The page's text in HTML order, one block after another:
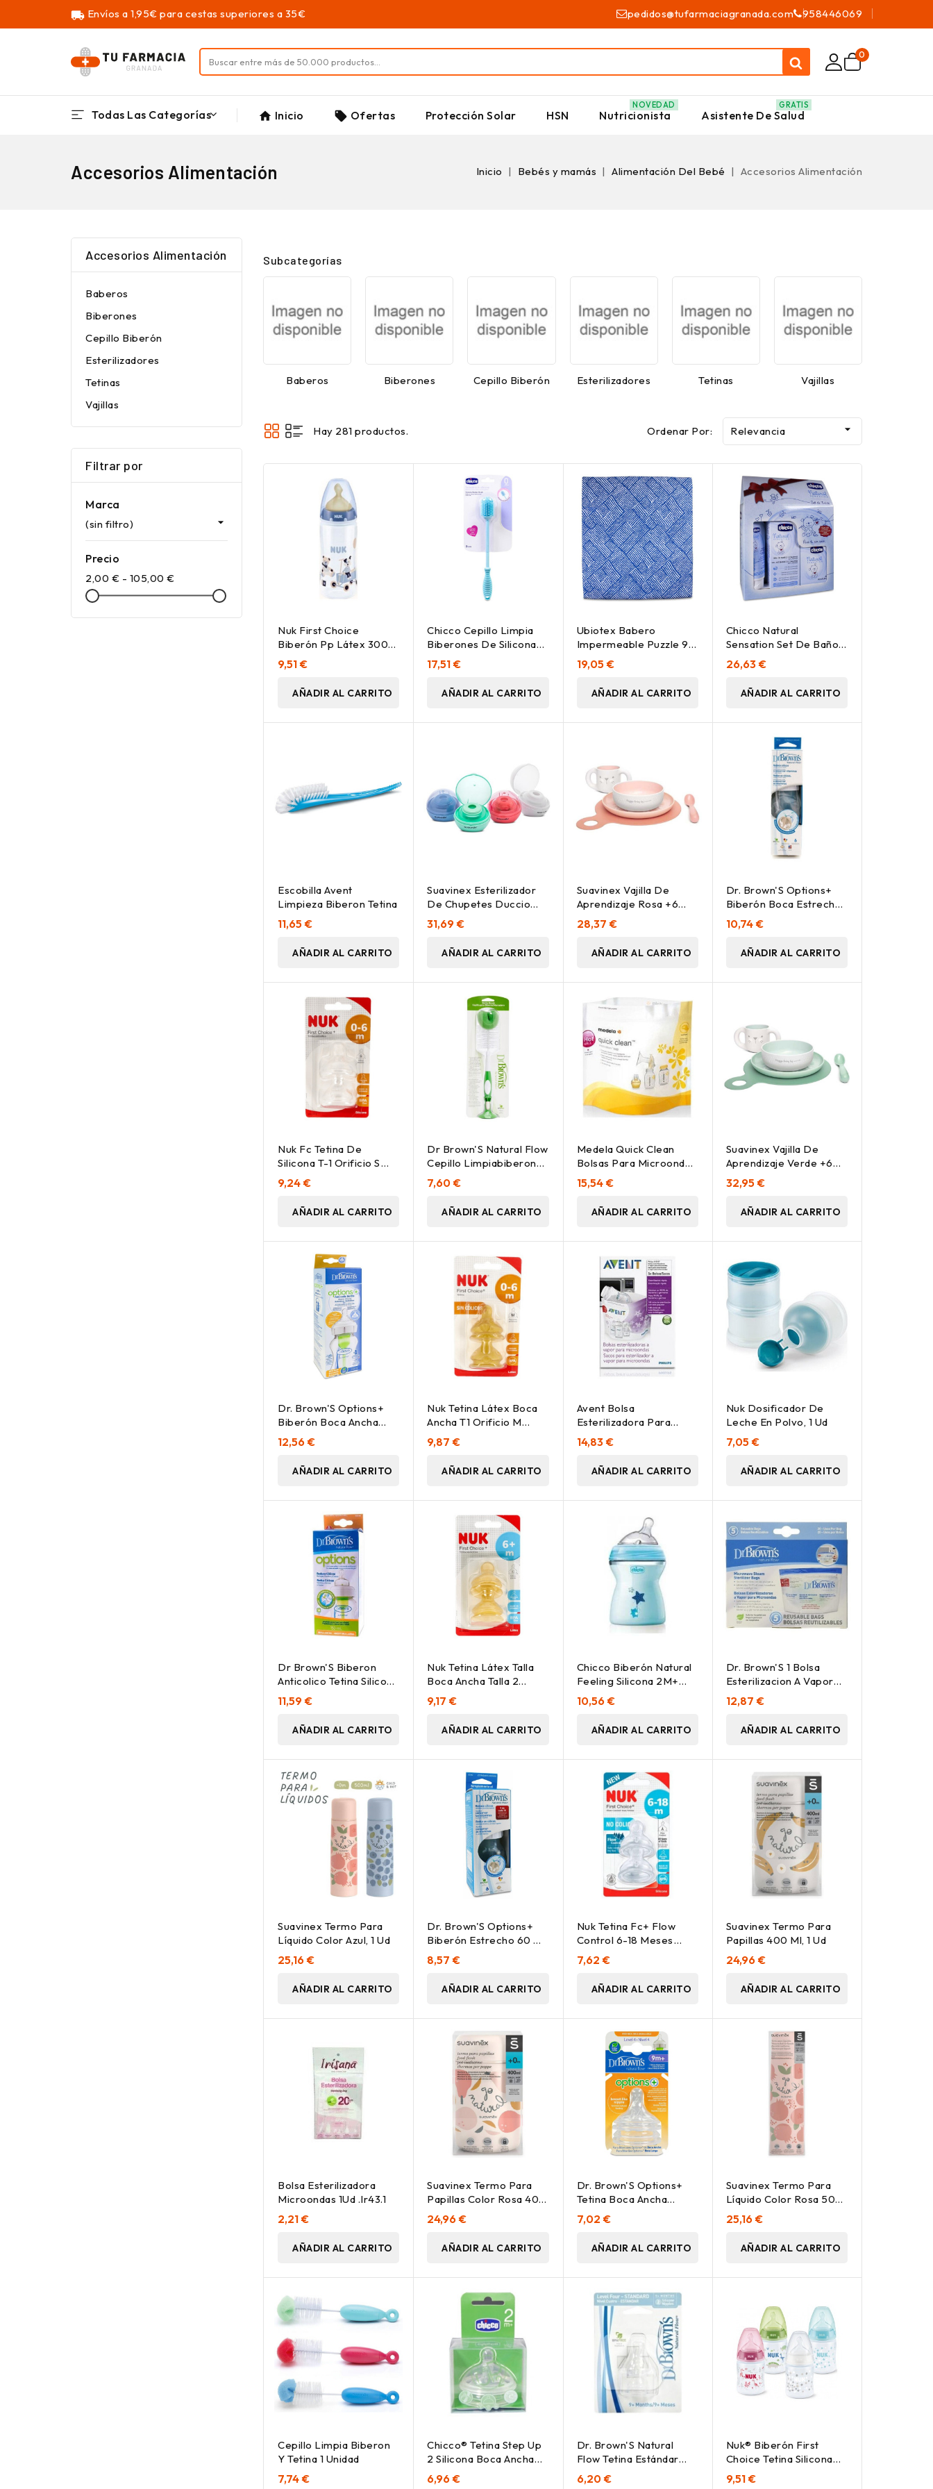
local_shipping Envíos a 1,95€ para cestas superiores a 35€ pedidos@tufarmaciagranada.com 958446069
0
Todas Las Categorías home Inicio local_offer Ofertas Protección Solar HSN Nutricionista
NOVEDAD
Asistente De Salud
GRATIS
Accesorios Alimentación Inicio Bebés y mamás Alimentación Del Bebé Accesorios Alimentación
Accesorios Alimentación
Baberos
Biberones
Cepillo Biberón
Esterilizadores
Tetinas
Vajillas
Filtrar por
Marca
(sin filtro) 
Precio
2,00 € - 105,00 €
Subcategorías
Baberos Biberones Cepillo Biberón Esterilizadores Tetinas Vajillas
Hay 281 productos. Ordenar Por: Relevancia 
Nuk First Choice
Biberón Pp Látex 300
Ml 0-6 M, 1 Ud
9,51 €
AÑADIR AL CARRITO
Chicco Cepillo Limpia
Biberones De Silicona
1U
17,51 €
AÑADIR AL CARRITO
Ubiotex Babero
Impermeable Puzzle 90
Cm X 50 Cm, 1 Ud
19,05 €
AÑADIR AL CARRITO
Chicco Natural
Sensation Set De Baño,
3 Uds
26,63 €
AÑADIR AL CARRITO
Escobilla Avent
Limpieza Biberon Tetina
11,65 €
AÑADIR AL CARRITO
Suavinex Esterilizador
De Chupetes Duccio
1Ud
31,69 €
AÑADIR AL CARRITO
Suavinex Vajilla De
Aprendizaje Rosa +6
Meses, 5 Uds
28,37 €
AÑADIR AL CARRITO
Dr. Brown'S Options+
Biberón Boca Estrecha
120 Ml, 1 Ud
10,74 €
AÑADIR AL CARRITO
Nuk Fc Tetina De
Silicona T-1 Orificio S
2Uds
9,24 €
AÑADIR AL CARRITO
Dr Brown'S Natural Flow
Cepillo Limpiabiberon
Colores
7,60 €
AÑADIR AL CARRITO
Medela Quick Clean
Bolsas Para Microondas
5Uds
15,54 €
AÑADIR AL CARRITO
Suavinex Vajilla De
Aprendizaje Verde +6
Meses, 1 Ud
32,95 €
AÑADIR AL CARRITO
Dr. Brown'S Options+
Biberón Boca Ancha
Azul 270 Ml, 1 Ud
12,56 €
AÑADIR AL CARRITO
Nuk Tetina Látex Boca
Ancha T1 Orificio M
2Uds
9,87 €
AÑADIR AL CARRITO
Avent Bolsa
Esterilizadora Para
Microondas 5Uds
14,83 €
AÑADIR AL CARRITO
Nuk Dosificador De
Leche En Polvo, 1 Ud
7,05 €
AÑADIR AL CARRITO
Dr Brown'S Biberon
Anticolico Tetina Silicona
150Ml 1Ud
11,59 €
AÑADIR AL CARRITO
Nuk Tetina Látex Talla
Boca Ancha Talla 2
Orificio L 2Uds
9,17 €
AÑADIR AL CARRITO
Chicco Biberón Natural
Feeling Silicona 2M+
250 Ml Azul, 1 Ud
10,56 €
AÑADIR AL CARRITO
Dr. Brown'S 1 Bolsa
Esterilizacion A Vapor
Microondas 5Uds
12,87 €
AÑADIR AL CARRITO
Suavinex Termo Para
Líquido Color Azul, 1 Ud
25,16 €
AÑADIR AL CARRITO
Dr. Brown'S Options+
Biberón Estrecho 60 Ml,
1 Ud
8,57 €
AÑADIR AL CARRITO
Nuk Tetina Fc+ Flow
Control 6-18 Meses
Silicona 2Uds
7,62 €
AÑADIR AL CARRITO
Suavinex Termo Para
Papillas 400 Ml, 1 Ud
24,96 €
AÑADIR AL CARRITO
Bolsa Esterilizadora
Microondas 1Ud .Ir43.1
2,21 €
AÑADIR AL CARRITO
Suavinex Termo Para
Papillas Color Rosa 400
Ml, 1 Ud
24,96 €
AÑADIR AL CARRITO
Dr. Brown'S Options+
Tetina Boca Ancha
Cereales Nivel 4, 1 Ud
7,02 €
AÑADIR AL CARRITO
Suavinex Termo Para
Líquido Color Rosa 500
Ml, 1 Ud
25,16 €
AÑADIR AL CARRITO
Cepillo Limpia Biberon
Y Tetina 1 Unidad
7,74 €
Chicco® Tetina Step Up
2 Silicona Boca Ancha
Flujo Regulable 4M+
2Uds
6,96 €
Dr. Brown'S Natural
Flow Tetina Estándar
Silicona Nivel 4, 2 Ud
6,20 €
Nuk® Biberón First
Choice Tetina Silicona
Orificio M 150Ml 1Ud
9,51 €